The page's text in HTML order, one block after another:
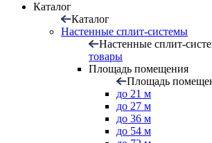
Каталог
Каталог
Настенные сплит-системы
Настенные сплит-
товары
Площадь помещения
Площадь
до 21 м
до 27 м
до 36 м
до 54 м